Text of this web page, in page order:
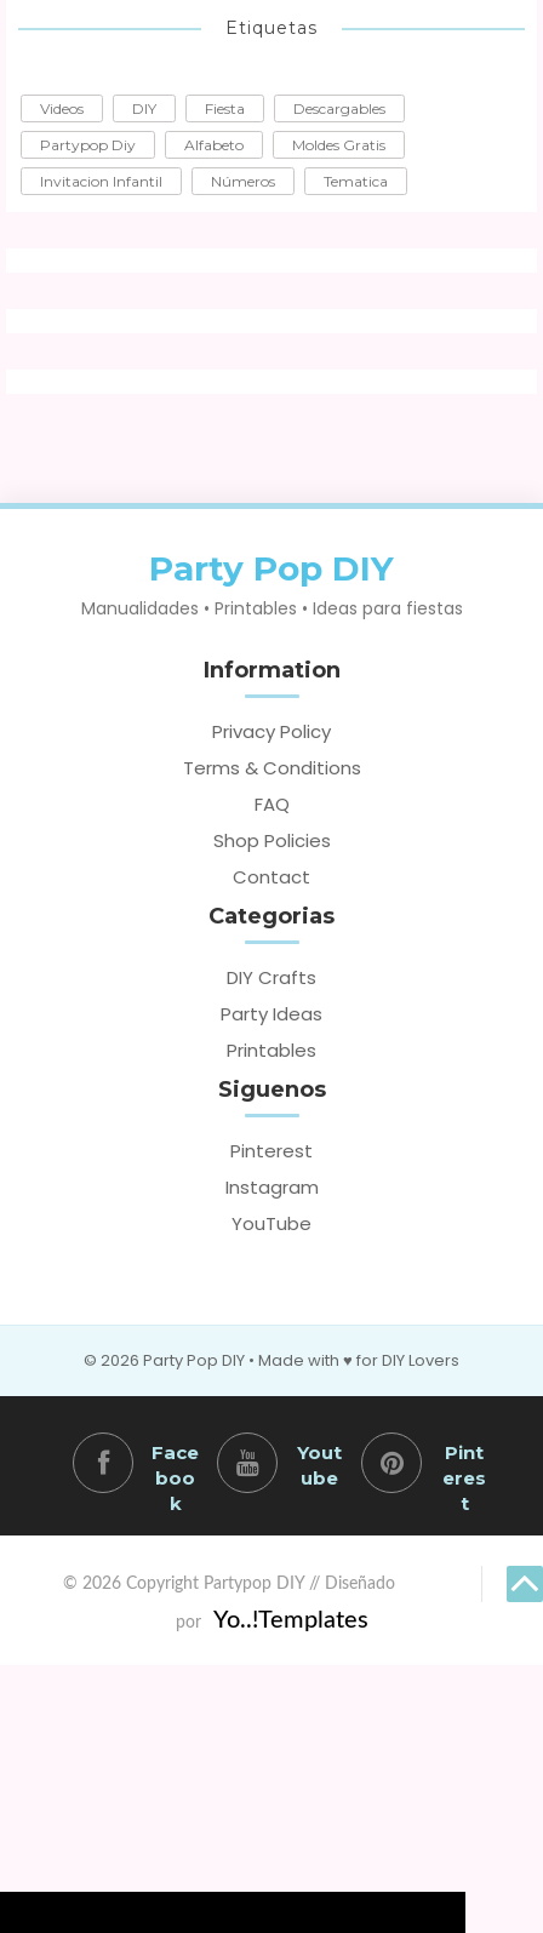
Etiquetas
Videos DIY Fiesta
Descargables
Partypop Diy
Alfabeto
Moldes Gratis
Invitacion Infantil
Números Tematica
Party Pop DIY
Manualidades • Printables • Ideas para fiestas
Information
Privacy Policy
Terms & Conditions
FAQ
Shop Policies
Contact
Categorias
DIY Crafts
Party Ideas
Printables
Siguenos
Pinterest
Instagram
YouTube
© 2026 Party Pop DIY • Made with ♥ for DIY Lovers
Face
boo
k
Yout
ube
Pint
eres
t
© 2026 Copyright Partypop DIY // Diseñado
por Yo..!Templates